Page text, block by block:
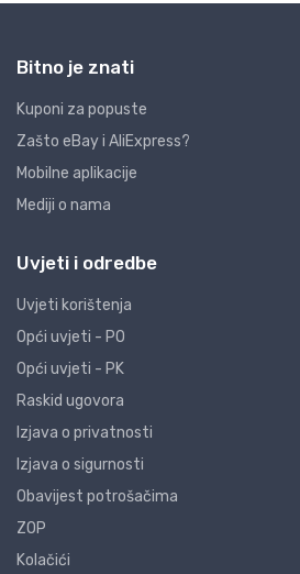
Bitno je znati
Kuponi za popuste
Zašto eBay i AliExpress?
Mobilne aplikacije
Mediji o nama
Uvjeti i odredbe
Uvjeti korištenja
Opći uvjeti - PO
Opći uvjeti - PK
Raskid ugovora
Izjava o privatnosti
Izjava o sigurnosti
Obavijest potrošačima
ZOP
Kolačići